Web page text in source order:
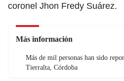
coronel Jhon Fredy Suárez.
Más información
Más de mil personas han sido
Tierralta, Córdoba